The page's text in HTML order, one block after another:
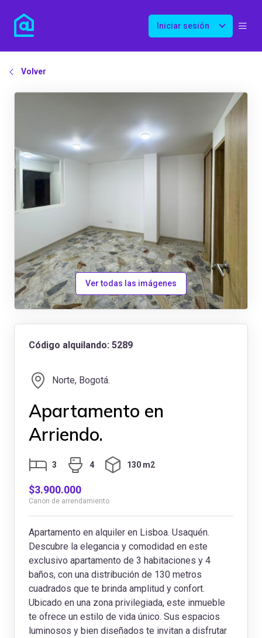
Iniciar sesión
Volver
Ver todas las imágenes
Código alquilando: 5289
Norte, Bogotá.
Apartamento en
Arriendo.
3 4 130 m2
$3.900.000
Canon de arrendamiento
Apartamento en alquiler en Lisboa. Usaquén.
Descubre la elegancia y comodidad en este
exclusivo apartamento de 3 habitaciones y 4
baños, con una distribución de 130 metros
cuadrados que te brinda amplitud y confort.
Ubicado en una zona privilegiada, este inmueble
te ofrece un estilo de vida único. Sus espacios
luminosos y bien diseñados te invitan a disfrutar